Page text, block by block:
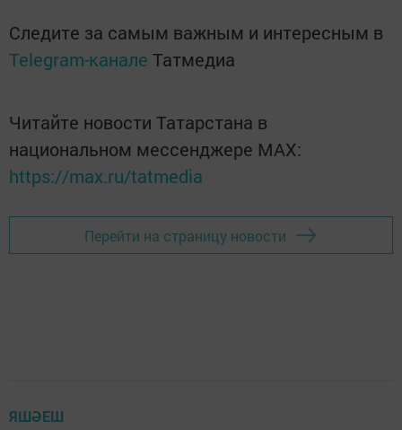
Следите за самым важным и интересным в
Telegram-канале Татмедиа
Читайте новости Татарстана в
национальном мессенджере MАХ:
https://max.ru/tatmedia
Перейти на страницу новости
ЯШӘЕШ